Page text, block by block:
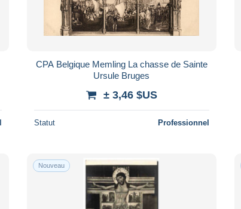
CPA Belgique Memling La chasse de Sainte
Ursule Bruges
± 3,46 $US
Statut Professionnel
Nouveau